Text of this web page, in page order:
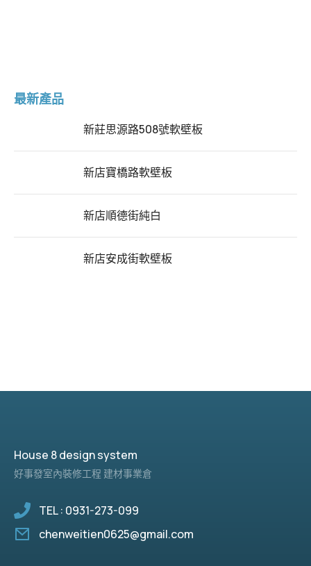
最新產品
新莊思源路508號軟壁板
新店寶橋路軟壁板
新店順德街純白
新店安成街軟壁板
House 8 design system
好事發室內裝修工程 建材事業倉
TEL : 0931-273-099
chenweitien0625@gmail.com